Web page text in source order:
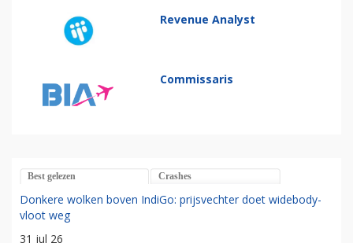
Revenue Analyst
Commissaris
Best gelezen Crashes
Donkere wolken boven IndiGo: prijsvechter doet widebody-
vloot weg
31 jul 26